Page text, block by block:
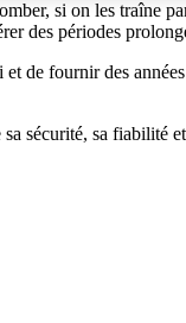
si on les traîne
des périodes
de fournir des
sécurité, sa fiabilité